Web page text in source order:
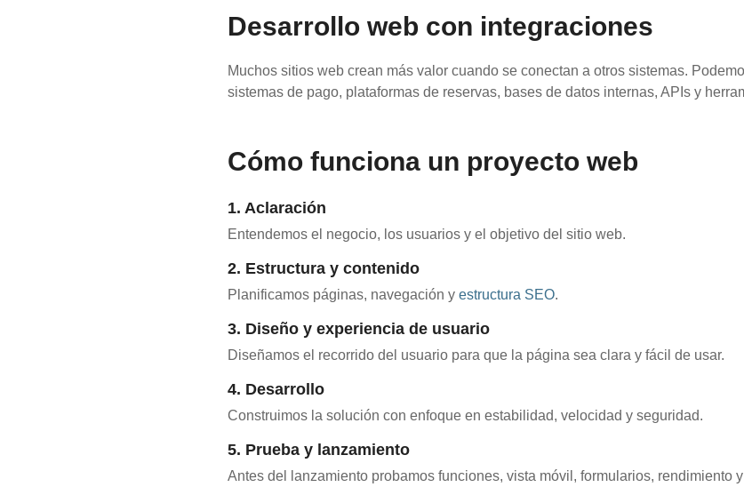
Desarrollo web con integraciones
Muchos sitios web crean más valor cuando se conectan a otros sistemas.
sistemas de pago, plataformas de reservas, bases de datos internas, APIs y
Cómo funciona un proyecto web
1. Aclaración
Entendemos el negocio, los usuarios y el objetivo del sitio web.
2. Estructura y contenido
Planificamos páginas, navegación y estructura SEO.
3. Diseño y experiencia de usuario
Diseñamos el recorrido del usuario para que la página sea clara y fácil de usar.
4. Desarrollo
Construimos la solución con enfoque en estabilidad, velocidad y seguridad.
5. Prueba y lanzamiento
Antes del lanzamiento probamos funciones, vista móvil, formularios, rendimiento